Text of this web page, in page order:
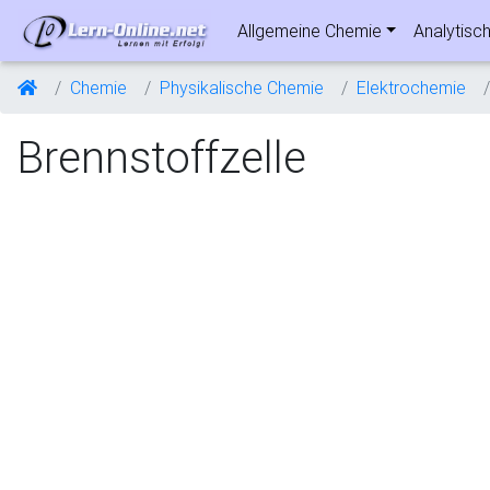
Allgemeine Chemie
Chemie Physikalische Chemie Elektrochemie
Brennstoffzelle